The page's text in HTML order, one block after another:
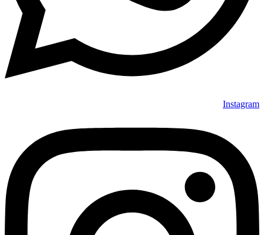
Instagram